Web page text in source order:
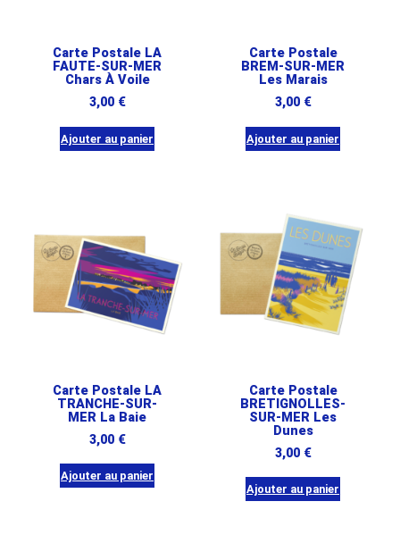
Carte Postale LA
FAUTE-SUR-MER
Chars À Voile
3,00 €
Ajouter au panier
Carte Postale
BREM-SUR-MER
Les Marais
3,00 €
Ajouter au panier
Carte Postale LA
TRANCHE-SUR-
MER La Baie
3,00 €
Ajouter au panier
Carte Postale
BRETIGNOLLES-
SUR-MER Les
Dunes
3,00 €
Ajouter au panier